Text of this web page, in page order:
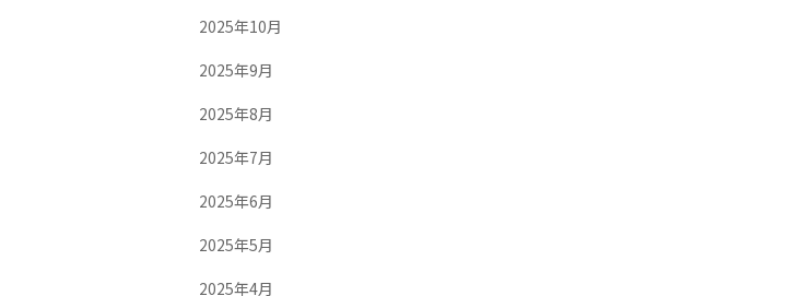
2025年10月
2025年9月
2025年8月
2025年7月
2025年6月
2025年5月
2025年4月